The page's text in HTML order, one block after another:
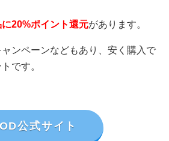
20%ポイント還元があります。
ンペーンなどもあり、安く購入で
です。
公式サイト